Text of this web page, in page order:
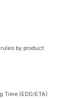
by product
Time (EDD/ETA)